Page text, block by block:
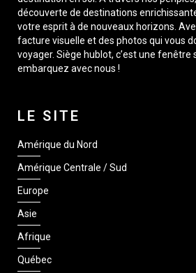
découverte de destinations
votre esprit à de nouveaux horizons.
facture visuelle et des photos qui vous
voyager. Siège hublot, c’est une fenêtre
embarquez avec nous !
LE SITE
Amérique du Nord
Amérique Centrale / Sud
Europe
Asie
Afrique
Québec